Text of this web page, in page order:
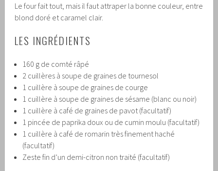
Le four fait tout, mais il faut attraper la bonne couleur, entre
blond doré et caramel clair.
LES INGRÉDIENTS
160 g de comté râpé
2 cuillères à soupe de graines de tournesol
1 cuillère à soupe de graines de courge
1 cuillère à soupe de graines de sésame (blanc ou noir)
1 cuillère à café de graines de pavot (facultatif)
1 pincée de paprika doux ou de cumin moulu (facultatif)
1 cuillère à café de romarin très finement haché
(facultatif)
Zeste fin d’un demi-citron non traité (facultatif)